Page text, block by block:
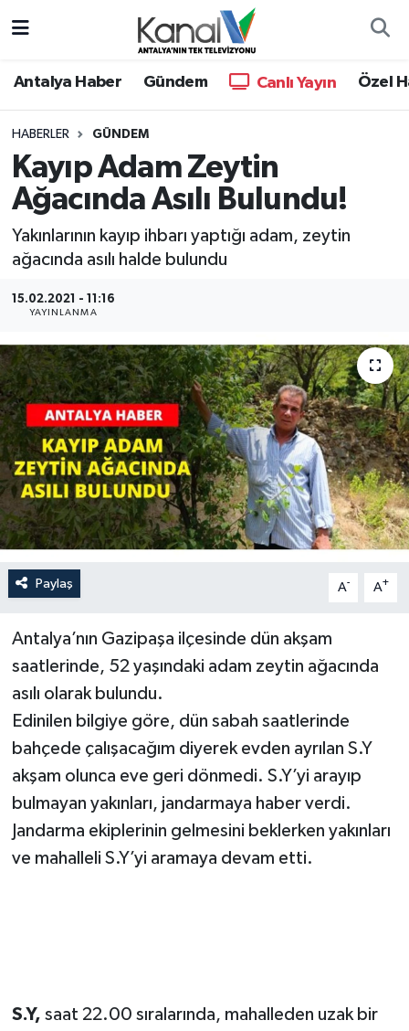
Antalya Haber Gündem Canlı Yayın Özel
HABERLER GÜNDEM
Kayıp Adam Zeytin
Ağacında Asılı Bulundu!
Yakınlarının kayıp ihbarı yaptığı adam, zeytin
ağacında asılı halde bulundu
15.02.2021 - 11:16
YAYINLANMA
Paylaş A- A+
Antalya’nın Gazipaşa ilçesinde dün akşam
saatlerinde, 52 yaşındaki adam zeytin ağacında
asılı olarak bulundu.
Edinilen bilgiye göre, dün sabah saatlerinde
bahçede çalışacağım diyerek evden ayrılan S.Y
akşam olunca eve geri dönmedi. S.Y’yi arayıp
bulmayan yakınları, jandarmaya haber verdi.
Jandarma ekiplerinin gelmesini beklerken yakınları
ve mahalleli S.Y’yi aramaya devam etti.
S.Y, saat 22.00 sıralarında, mahalleden uzak bir
Antalya Haber
Dünya
Eğitim
Ekonomi
Gündem
Günün Manşetleri
Haber Kuşakları
Haberler
KANALV Spor
Kültür Sanat
Magazin
Öğle Bülteni
Sağlık
Siyaset
Sosyal medya
Spor
Teknoloji
Hava Durumu
Trafik Durumu
Süper Lig Puan Durumu ve Fikstür
Tüm Manşetler
Son Dakika Haberleri
Haber Arşivi